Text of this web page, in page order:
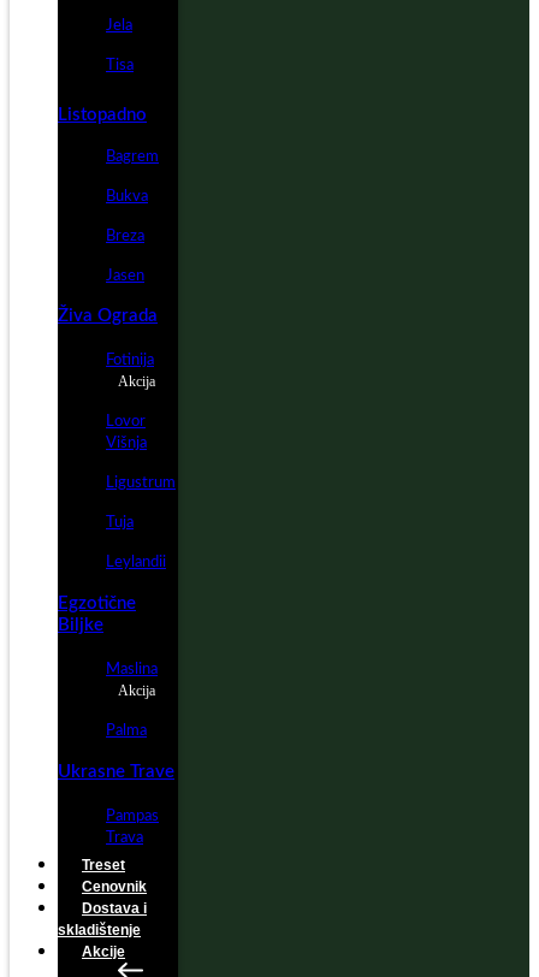
Jela
Tisa
Listopadno
Bagrem
Bukva
Breza
Jasen
Živa Ograda
Fotinija
Akcija
Lovor
Višnja
Ligustrum
Tuja
Leylandii
Egzotične
Biljke
Maslina
Akcija
Palma
Ukrasne Trave
Pampas
Trava
Treset
Cenovnik
Dostava i
skladištenje
Akcije